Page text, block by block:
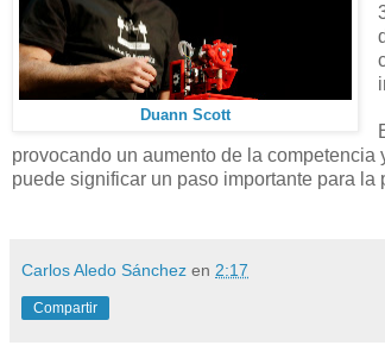
Duann Scott
provocando un aumento de la
puede significar un paso importante para la
Carlos Aledo Sánchez en 2:17
Compartir